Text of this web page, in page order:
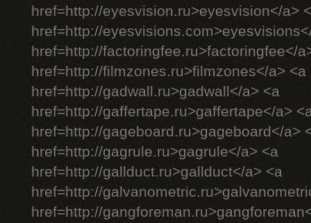
href=http://eyesvision.ru>eyesvision</a>
href=http://
href=http://factoringfee.ru>factoringfee</
href=http://filmzones.ru>filmzones</a> <a
href=http://gadwall.ru>gadwall</a> <a
href=http://gaffertape.ru>gaffertape</a>
href=http://gageboard.ru>gageboard</a>
href=http://gagrule.ru>gagrule</a> <a
href=http://gallduct.ru>gallduct</a> <a
href=http://
href=http://